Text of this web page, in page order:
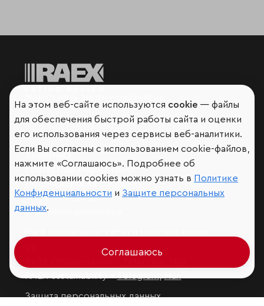
Аналитика
Контактная информация
Подписаться на рассылку
Обратная связь
Участники рэнкингов
Защита персональных данных
На этом веб-сайте используются cookie — файлы
для обеспечения быстрой работы сайта и оценки
его использования через сервисы веб-аналитики.
Если Вы согласны с использованием cookie-файлов,
нажмите «Соглашаюсь». Подробнее об
использовании cookies можно узнать в Политике
Конфиденциальности и Защите персональных
данных.
Соглашаюсь